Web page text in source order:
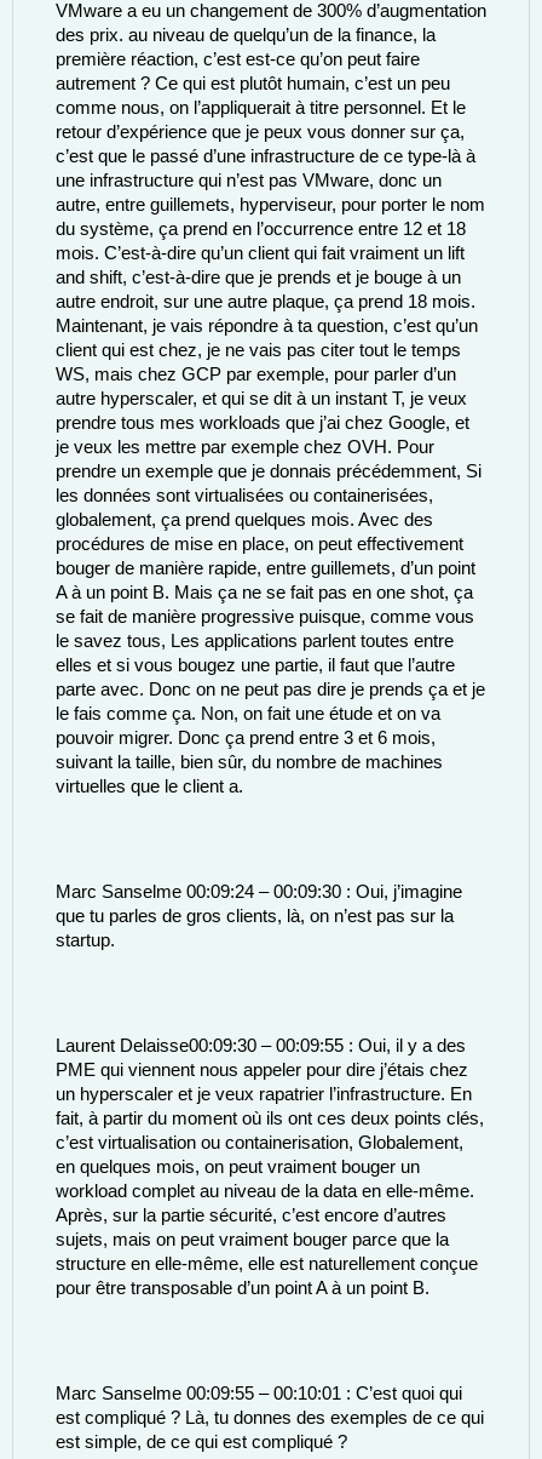
VMware a eu un changement de 300% d’augmentation
des prix. au niveau de quelqu’un de la finance, la
première réaction, c’est est-ce qu’on peut faire
autrement ? Ce qui est plutôt humain, c’est un peu
comme nous, on l’appliquerait à titre personnel. Et le
retour d’expérience que je peux vous donner sur ça,
c’est que le passé d’une infrastructure de ce type-là à
une infrastructure qui n’est pas VMware, donc un
autre, entre guillemets, hyperviseur, pour porter le nom
du système, ça prend en l’occurrence entre 12 et 18
mois. C’est-à-dire qu’un client qui fait vraiment un lift
and shift, c’est-à-dire que je prends et je bouge à un
autre endroit, sur une autre plaque, ça prend 18 mois.
Maintenant, je vais répondre à ta question, c’est qu’un
client qui est chez, je ne vais pas citer tout le temps
WS, mais chez GCP par exemple, pour parler d’un
autre hyperscaler, et qui se dit à un instant T, je veux
prendre tous mes workloads que j’ai chez Google, et
je veux les mettre par exemple chez OVH. Pour
prendre un exemple que je donnais précédemment, Si
les données sont virtualisées ou containerisées,
globalement, ça prend quelques mois. Avec des
procédures de mise en place, on peut effectivement
bouger de manière rapide, entre guillemets, d’un point
A à un point B. Mais ça ne se fait pas en one shot, ça
se fait de manière progressive puisque, comme vous
le savez tous, Les applications parlent toutes entre
elles et si vous bougez une partie, il faut que l’autre
parte avec. Donc on ne peut pas dire je prends ça et je
le fais comme ça. Non, on fait une étude et on va
pouvoir migrer. Donc ça prend entre 3 et 6 mois,
suivant la taille, bien sûr, du nombre de machines
virtuelles que le client a.
Marc Sanselme 00:09:24 – 00:09:30 : Oui, j’imagine
que tu parles de gros clients, là, on n’est pas sur la
startup.
Laurent Delaisse00:09:30 – 00:09:55 : Oui, il y a des
PME qui viennent nous appeler pour dire j’étais chez
un hyperscaler et je veux rapatrier l’infrastructure. En
fait, à partir du moment où ils ont ces deux points clés,
c’est virtualisation ou containerisation, Globalement,
en quelques mois, on peut vraiment bouger un
workload complet au niveau de la data en elle-même.
Après, sur la partie sécurité, c’est encore d’autres
sujets, mais on peut vraiment bouger parce que la
structure en elle-même, elle est naturellement conçue
pour être transposable d’un point A à un point B.
Marc Sanselme 00:09:55 – 00:10:01 : C’est quoi qui
est compliqué ? Là, tu donnes des exemples de ce qui
est simple, de ce qui est compliqué ?